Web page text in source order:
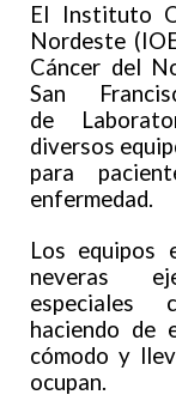
El Instituto
Nordeste
Cáncer del
San
de
diversos
para
enfermedad.
Los equipos
neveras
especiales
haciendo de
cómodo y
ocupan.